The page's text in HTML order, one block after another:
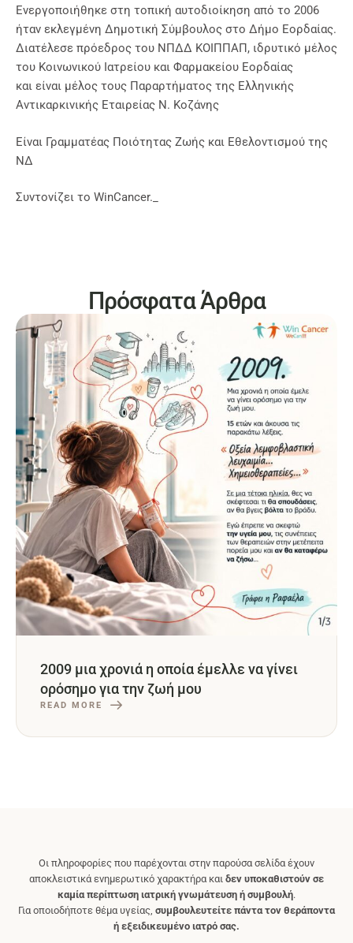
Ενεργοποιήθηκε στη τοπική αυτοδιοίκηση από το 2006
ήταν εκλεγμένη Δημοτική Σύμβουλος στο Δήμο Εορδαίας.
Διατέλεσε πρόεδρος του ΝΠΔΔ ΚΟΙΠΠΑΠ, ιδρυτικό μέλος
του Κοινωνικού Ιατρείου και Φαρμακείου Εορδαίας
και είναι μέλος τους Παραρτήματος της Ελληνικής
Αντικαρκινικής Εταιρείας Ν. Κοζάνης
Είναι Γραμματέας Ποιότητας Ζωής και Εθελοντισμού της
ΝΔ
Συντονίζει το WinCancer._
Πρόσφατα Άρθρα
2009 μια χρονιά η οποία έμελλε να γίνει
ορόσημο για την ζωή μου
READ MORE
Οι πληροφορίες που παρέχονται στην παρούσα σελίδα έχουν
αποκλειστικά ενημερωτικό χαρακτήρα και δεν υποκαθιστούν σε
καμία περίπτωση ιατρική γνωμάτευση ή συμβουλή.
Για οποιοδήποτε θέμα υγείας, συμβουλευτείτε πάντα τον θεράποντα
ή εξειδικευμένο ιατρό σας.